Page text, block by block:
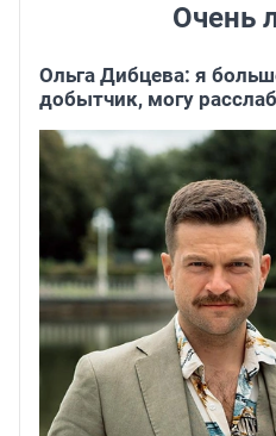
Очень
Ольга Дибцева: я
добытчик, могу